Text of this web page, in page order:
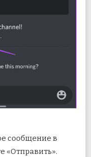
сообщение в
«Отправить».